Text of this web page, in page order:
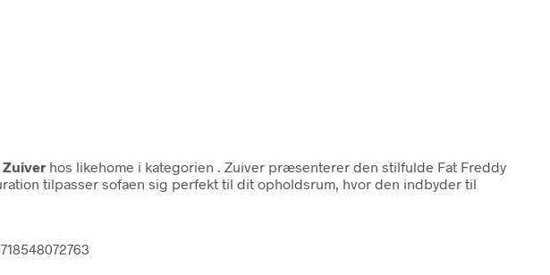
Zuiver hos likehome i kategorien
. Zuiver præsenterer den stilfulde Fat Freddy
tilpasser sofaen sig perfekt til dit opholdsrum, hvor den indbyder til